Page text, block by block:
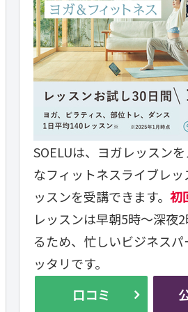
SOELUは、ヨガレッスン
なフィットネスライブレッ
ッスンを受講できます。 初
レッスンは早朝5時～深夜
るため、忙しいビジネス
ッタリです。
口コミ